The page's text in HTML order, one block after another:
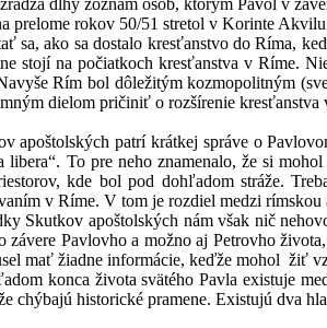
dlhý zoznam osôb, ktorým Pavol v
rokov 50/51 stretol v Korinte Akvilu
sa dostalo kresťanstvo do Ríma, keď
stojí na počiatkoch kresťanstva v Ríme.
Rím bol dôležitým kozmopolitným
dielom pričiniť o rozšírenie kresťanstva
patrí krátkej správe o Pavlovom
libera“. To pre neho znamenalo, že si
kde bol pod dohľadom stráže.
v Ríme. V tom je rozdiel medzi
apoštolských nám však nič
závere Pavlovho a možno aj Petrovho
mať žiadne informácie, keďže mohol žiť
života svätého Pavla existuje medzi
chýbajú historické pramene. Existujú dva